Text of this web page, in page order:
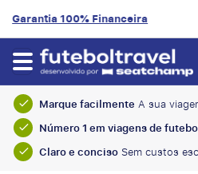
Avaliação do cliente9.2/10
Marque facilmente A sua
Número 1 em viagens de
Claro e concisoSem custos